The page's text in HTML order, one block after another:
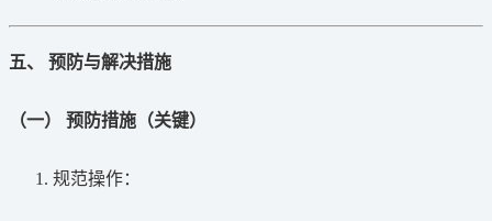
五、 预防与解决措施
（一） 预防措施（关键）
规范操作：